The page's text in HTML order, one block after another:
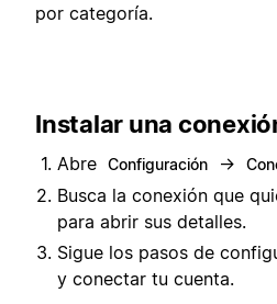
por categoría.
Instalar una
Abre Configuración →
Busca la conexión que
para abrir sus detalles.
Sigue los pasos de
y conectar tu cuenta.